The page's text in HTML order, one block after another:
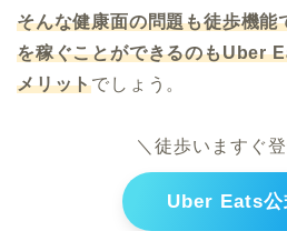
そんな健康面の問題も徒歩機能
を稼ぐことができるのもUber
メリットでしょう。
＼徒歩いますぐ
Uber Eats公